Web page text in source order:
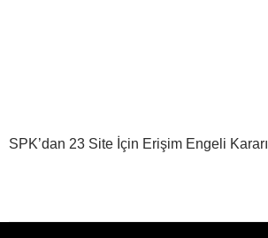
SPK’dan 23 Site İçin Erişim Engeli Kararı